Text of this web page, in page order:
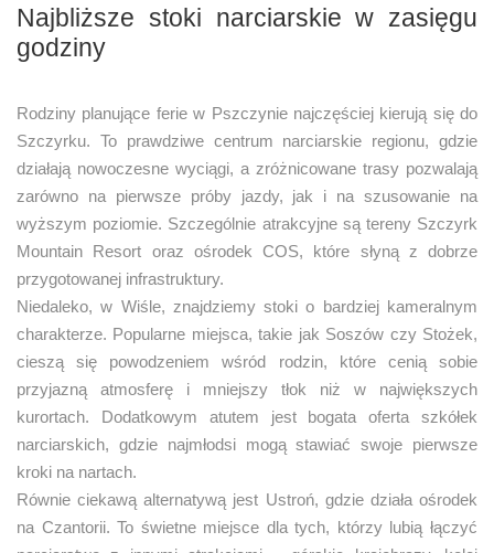
Najbliższe stoki narciarskie w zasięgu
godziny
Rodziny planujące ferie w Pszczynie najczęściej kierują się do
Szczyrku. To prawdziwe centrum narciarskie regionu, gdzie
działają nowoczesne wyciągi, a zróżnicowane trasy pozwalają
zarówno na pierwsze próby jazdy, jak i na szusowanie na
wyższym poziomie. Szczególnie atrakcyjne są tereny Szczyrk
Mountain Resort oraz ośrodek COS, które słyną z dobrze
przygotowanej infrastruktury.
Niedaleko, w Wiśle, znajdziemy stoki o bardziej kameralnym
charakterze. Popularne miejsca, takie jak Soszów czy Stożek,
cieszą się powodzeniem wśród rodzin, które cenią sobie
przyjazną atmosferę i mniejszy tłok niż w największych
kurortach. Dodatkowym atutem jest bogata oferta szkółek
narciarskich, gdzie najmłodsi mogą stawiać swoje pierwsze
kroki na nartach.
Równie ciekawą alternatywą jest Ustroń, gdzie działa ośrodek
na Czantorii. To świetne miejsce dla tych, którzy lubią łączyć